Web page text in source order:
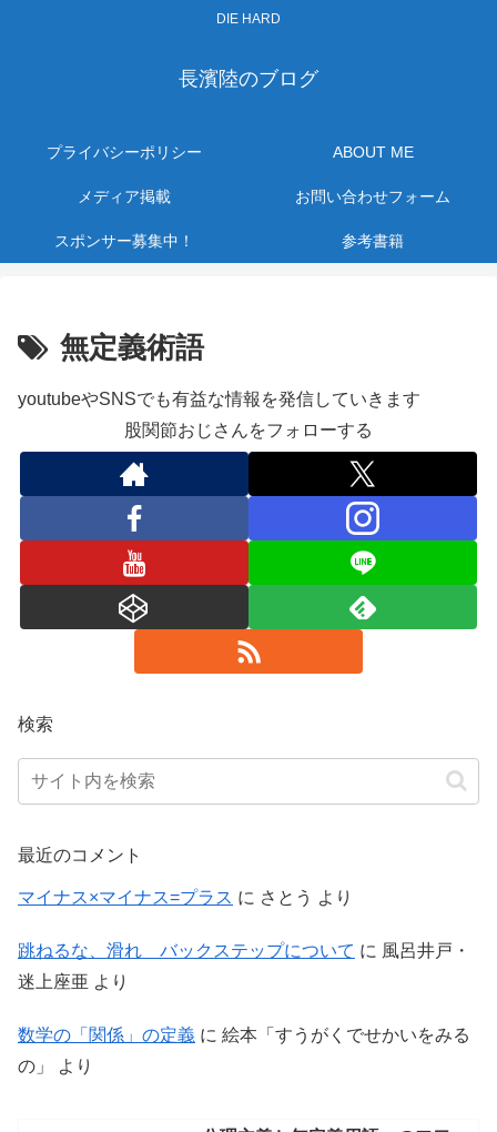
DIE HARD
長濱陸のブログ
プライバシーポリシー ABOUT ME
メディア掲載 お問い合わせフォーム
スポンサー募集中！ 参考書籍
無定義術語
youtubeやSNSでも有益な情報を発信していきます
股関節おじさんをフォローする
検索
最近のコメント
マイナス×マイナス=プラス に さとう より
跳ねるな、滑れ バックステップについて に 風呂井戸・
迷上座亜 より
数学の「関係」の定義 に 絵本「すうがくでせかいをみる
の」
より